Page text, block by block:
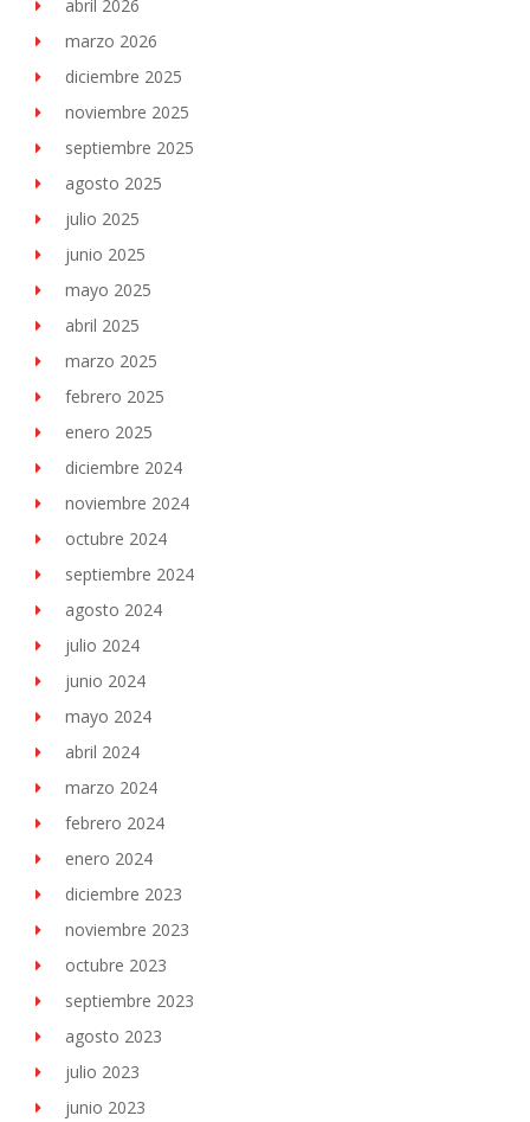
abril 2026
marzo 2026
diciembre 2025
noviembre 2025
septiembre 2025
agosto 2025
julio 2025
junio 2025
mayo 2025
abril 2025
marzo 2025
febrero 2025
enero 2025
diciembre 2024
noviembre 2024
octubre 2024
septiembre 2024
agosto 2024
julio 2024
junio 2024
mayo 2024
abril 2024
marzo 2024
febrero 2024
enero 2024
diciembre 2023
noviembre 2023
octubre 2023
septiembre 2023
agosto 2023
julio 2023
junio 2023